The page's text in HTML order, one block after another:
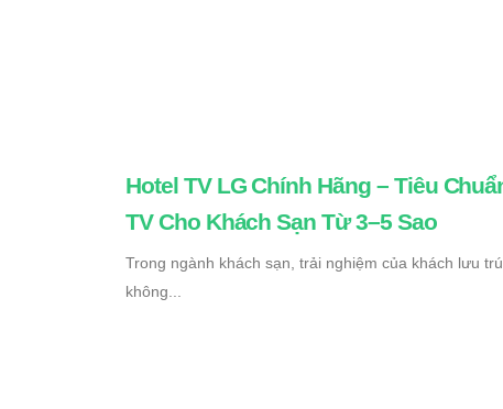
Hotel TV LG Chính Hãng – Tiêu
TV Cho Khách Sạn Từ 3–5 Sao
Trong ngành khách sạn, trải nghiệm của khách lưu trú
không...